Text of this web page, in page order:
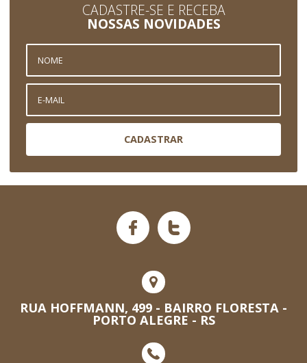
CADASTRE-SE E RECEBA
NOSSAS NOVIDADES
CADASTRAR
RUA HOFFMANN, 499 - BAIRRO FLORESTA -
PORTO ALEGRE - RS